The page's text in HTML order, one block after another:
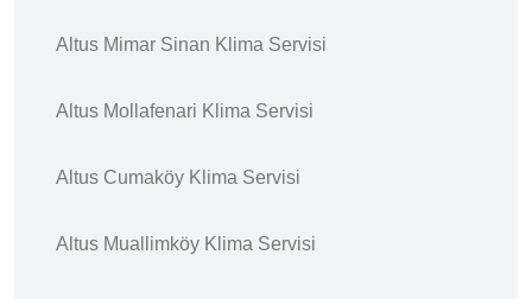
Altus Mimar Sinan Klima Servisi
Altus Mollafenari Klima Servisi
Altus Cumaköy Klima Servisi
Altus Muallimköy Klima Servisi